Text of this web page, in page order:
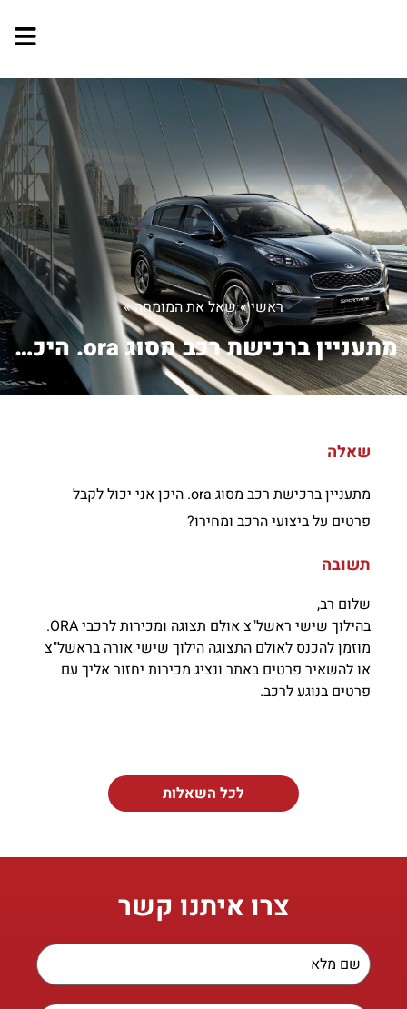
ראשי»שאל את המומחה»
מתעניין ברכישת רכב מסוג ora. היכן אני...
שאלה
מתעניין ברכישת רכב מסוג ora. היכן אני יכול לקבל
פרטים על ביצועי הרכב ומחירו?
תשובה
שלום רב,
בהילוך שישי ראשל"צ אולם תצוגה ומכירות לרכבי ORA.
מוזמן להכנס לאולם התצוגה הילוך שישי אורה בראשל"צ
או להשאיר פרטים באתר ונציג מכירות יחזור אליך עם
פרטים בנוגע לרכב.
לכל השאלות
צרו איתנו קשר